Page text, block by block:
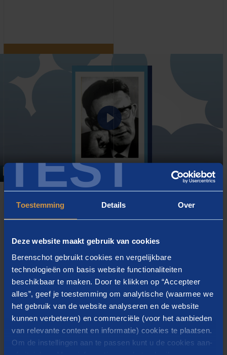
TEST
Toestemming Details Over
Deze website maakt gebruik van cookies
Berenschot gebruikt cookies en vergelijkbare
technologieën om basis website functionaliteiten
beschikbaar te maken. Door te klikken op “Accepteer
alles”, geef je toestemming om analytische (waarmee we
het gebruik van de website analyseren en de website
kunnen verbeteren) en commerciële (voor het aanbieden
van relevante content en informatie) cookies te plaatsen.
Om de instellingen aan te passen kunt u de cookies aan-
04:57
Settings
Play
Grondlegger van vooruitgang
De geschiedenis van het bureau, van de periode voor de
Tweede Wereldoorlog tot nu, is grotendeels een
weerspiegeling van de ontwikkeling van de Nederlandse
en Belgische economie. De oorlogsjaren, de wederopbouw,
de groei van de verzorgingsstaat, het hernieuwde
marktdenken en de globalisering zijn trends die zichtbaar
en voelbaar zijn. De tijden zijn veranderd. Berenschot is
mee veranderd en heeft voor een deel daarin ook richting
gegeven. Nog steeds werken wij elke aan vooruitgang.